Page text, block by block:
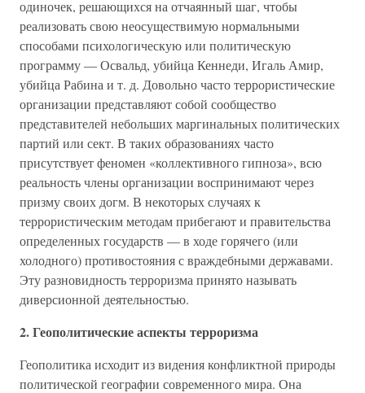
одиночек, решающихся на отчаянный шаг, чтобы
реализовать свою неосуществимую нормальными
способами психологическую или политическую
программу — Освальд, убийца Кеннеди, Игаль Амир,
убийца Рабина и т. д. Довольно часто террористические
организации представляют собой сообщество
представителей небольших маргинальных политических
партий или сект. В таких образованиях часто
присутствует феномен «коллективного гипноза», всю
реальность члены организации воспринимают через
призму своих догм. В некоторых случаях к
террористическим методам прибегают и правительства
определенных государств — в ходе горячего (или
холодного) противостояния с враждебными державами.
Эту разновидность терроризма принято называть
диверсионной деятельностью.
2. Геополитические аспекты терроризма
Геополитика исходит из видения конфликтной природы
политической географии современного мира. Она